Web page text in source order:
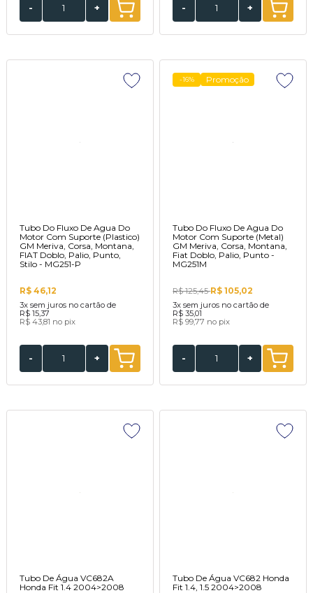
- + - +
Tubo Do Fluxo De Agua Do
Motor Com Suporte (Plastico)
GM Meriva, Corsa, Montana,
FIAT Doblo, Palio, Punto,
Stilo - MG251-P
R$ 46,12
3x sem juros no cartão de
R$ 15,37
R$ 43,81 no pix
- +
-16% Promoção
Tubo Do Fluxo De Agua Do
Motor Com Suporte (Metal)
GM Meriva, Corsa, Montana,
Fiat Doblo, Palio, Punto -
MG251M
R$ 125,45R$ 105,02
3x sem juros no cartão de
R$ 35,01
R$ 99,77 no pix
- +
Tubo De Água VC682A
Honda Fit 1.4 2004>2008
Tubo De Água VC682 Honda
Fit 1.4, 1.5 2004>2008